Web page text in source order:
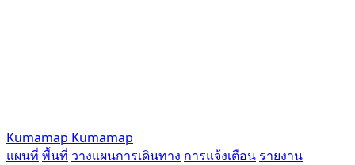
Kumamap Kumamap
แผนที่ พื้นที่ วางแผนการเดินทาง การแจ้งเตือน รายงาน